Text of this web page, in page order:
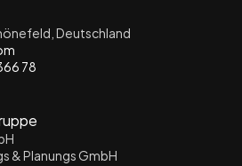
Deutschland
78
& Planungs GmbH